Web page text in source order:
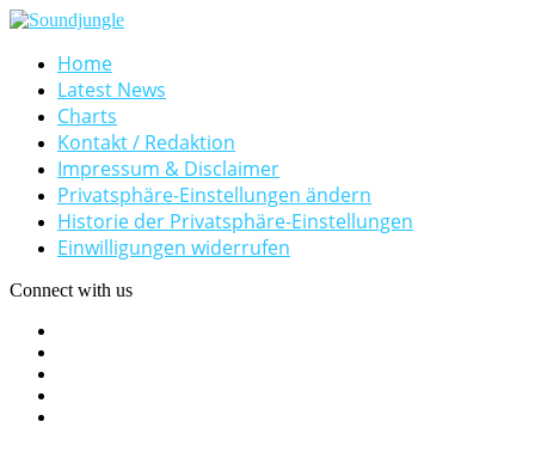
Home
Latest News
Charts
Kontakt / Redaktion
Impressum & Disclaimer
Privatsphäre-Einstellungen ändern
Historie der Privatsphäre-Einstellungen
Einwilligungen widerrufen
Connect with us